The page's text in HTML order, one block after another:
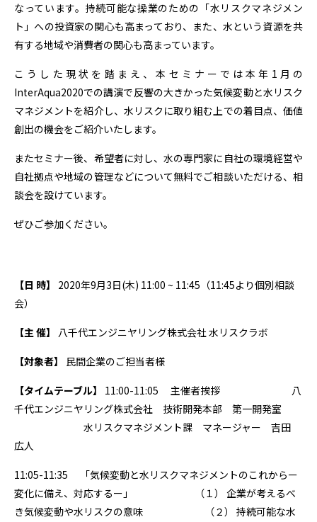
なっています。持続可能な操業のための「水リスクマネジメン
ト」への投資家の関心も高まっており、また、水という資源を共
有する地域や消費者の関心も高まっています。
こうした現状を踏まえ、本セミナーでは本年1月の
InterAqua2020での講演で反響の大きかった気候変動と水リスク
マネジメントを紹介し、水リスクに取り組む上での着目点、価値
創出の機会をご紹介いたします。
またセミナー後、希望者に対し、水の専門家に自社の環境経営や
自社拠点や地域の管理などについて無料でご相談いただける、相
談会を設けています。
ぜひご参加ください。
【日 時】
2020年9月3日(木) 11:00 ~ 11:45（11:45より個別相談
会）
【主 催】 八千代エンジニヤリング株式会社 水リスクラボ
【対象者】 民間企業のご担当者様
【タイムテーブル】
11:00-11:05 主催者挨拶 八
千代エンジニヤリング株式会社 技術開発本部 第一開発室
水リスクマネジメント課 マネージャー 吉田
広人
11:05-11:35 「気候変動と水リスクマネジメントのこれからー
変化に備え、対応するー」 （１） 企業が考えるべ
き気候変動や水リスクの意味 （２） 持続可能な水